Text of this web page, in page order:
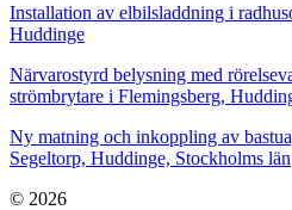
Installation av elbilsladdning i
Huddinge
Närvarostyrd belysning med
strömbrytare i Flemingsberg,
Ny matning och inkoppling av
Segeltorp, Huddinge, Stockholms län
© 2026